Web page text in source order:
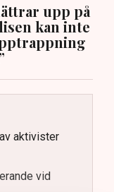
upp på
kan inte
aktivister
vid